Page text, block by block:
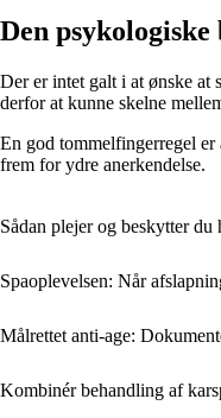
Den psykologiske
Der er intet galt i at ønske at
derfor at kunne skelne
En god tommelfingerregel
frem for ydre anerkendelse.
Sådan plejer og beskytter
Spaoplevelsen: Når
Målrettet anti-age:
Kombinér behandling af